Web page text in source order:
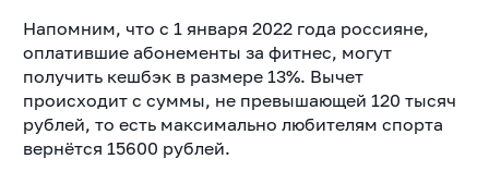
Напомним, что с 1 января 2022 года россияне,
оплатившие абонементы за фитнес, могут
получить кешбэк в размере 13%. Вычет
происходит с суммы, не превышающей 120 тысяч
рублей, то есть максимально любителям спорта
вернётся 15600 рублей.